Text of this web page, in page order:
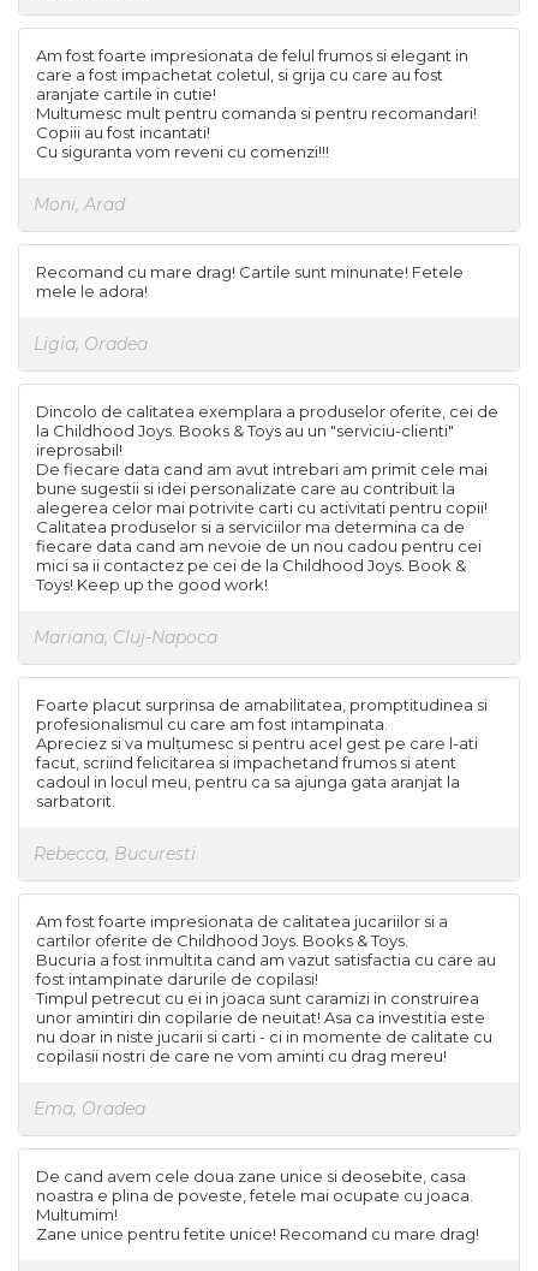
Am fost foarte impresionata de felul frumos si elegant in
care a fost impachetat coletul, si grija cu care au fost
aranjate cartile in cutie!
Multumesc mult pentru comanda si pentru recomandari!
Copiii au fost incantati!
Cu siguranta vom reveni cu comenzi!!!
Moni, Arad
Recomand cu mare drag! Cartile sunt minunate! Fetele
mele le adora!
Ligia, Oradea
Dincolo de calitatea exemplara a produselor oferite, cei de
la Childhood Joys. Books & Toys au un "serviciu-clienti"
ireprosabil!
De fiecare data cand am avut intrebari am primit cele mai
bune sugestii si idei personalizate care au contribuit la
alegerea celor mai potrivite carti cu activitati pentru copii!
Calitatea produselor si a serviciilor ma determina ca de
fiecare data cand am nevoie de un nou cadou pentru cei
mici sa ii contactez pe cei de la Childhood Joys. Book &
Toys! Keep up the good work!
Mariana, Cluj-Napoca
Foarte placut surprinsa de amabilitatea, promptitudinea si
profesionalismul cu care am fost intampinata.
Apreciez si va mulțumesc si pentru acel gest pe care l-ati
facut, scriind felicitarea si impachetand frumos si atent
cadoul in locul meu, pentru ca sa ajunga gata aranjat la
sarbatorit.
Rebecca, Bucuresti
Am fost foarte impresionata de calitatea jucariilor si a
cartilor oferite de Childhood Joys. Books & Toys.
Bucuria a fost inmultita cand am vazut satisfactia cu care au
fost intampinate darurile de copilasi!
Timpul petrecut cu ei in joaca sunt caramizi in construirea
unor amintiri din copilarie de neuitat! Asa ca investitia este
nu doar in niste jucarii si carti - ci in momente de calitate cu
copilasii nostri de care ne vom aminti cu drag mereu!
Ema, Oradea
De cand avem cele doua zane unice si deosebite, casa
noastra e plina de poveste, fetele mai ocupate cu joaca.
Multumim!
Zane unice pentru fetite unice! Recomand cu mare drag!